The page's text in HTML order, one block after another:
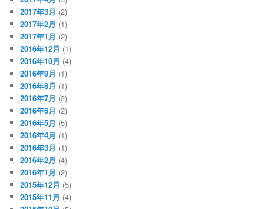
2017年3月 (2)
2017年2月 (1)
2017年1月 (2)
2016年12月 (1)
2016年10月 (4)
2016年9月 (1)
2016年8月 (1)
2016年7月 (2)
2016年6月 (2)
2016年5月 (5)
2016年4月 (1)
2016年3月 (1)
2016年2月 (4)
2016年1月 (2)
2015年12月 (5)
2015年11月 (4)